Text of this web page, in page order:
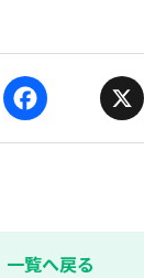
a
o
一覧へ戻る